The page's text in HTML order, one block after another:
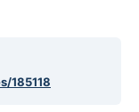
185118